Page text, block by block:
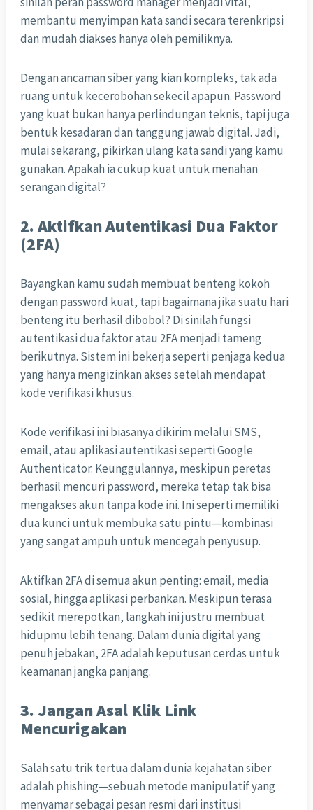
membantu menyimpan kata sandi secara terenkripsi
dan mudah diakses hanya oleh pemiliknya.
Dengan ancaman siber yang kian kompleks, tak ada
ruang untuk kecerobohan sekecil apapun. Password
yang kuat bukan hanya perlindungan teknis, tapi juga
bentuk kesadaran dan tanggung jawab digital. Jadi,
mulai sekarang, pikirkan ulang kata sandi yang kamu
gunakan. Apakah ia cukup kuat untuk menahan
serangan digital?
2. Aktifkan Autentikasi Dua Faktor
(2FA)
Bayangkan kamu sudah membuat benteng kokoh
dengan password kuat, tapi bagaimana jika suatu hari
benteng itu berhasil dibobol? Di sinilah fungsi
autentikasi dua faktor atau 2FA menjadi tameng
berikutnya. Sistem ini bekerja seperti penjaga kedua
yang hanya mengizinkan akses setelah mendapat
kode verifikasi khusus.
Kode verifikasi ini biasanya dikirim melalui SMS,
email, atau aplikasi autentikasi seperti Google
Authenticator. Keunggulannya, meskipun peretas
berhasil mencuri password, mereka tetap tak bisa
mengakses akun tanpa kode ini. Ini seperti memiliki
dua kunci untuk membuka satu pintu—kombinasi
yang sangat ampuh untuk mencegah penyusup.
Aktifkan 2FA di semua akun penting: email, media
sosial, hingga aplikasi perbankan. Meskipun terasa
sedikit merepotkan, langkah ini justru membuat
hidupmu lebih tenang. Dalam dunia digital yang
penuh jebakan, 2FA adalah keputusan cerdas untuk
keamanan jangka panjang.
3. Jangan Asal Klik Link
Mencurigakan
Salah satu trik tertua dalam dunia kejahatan siber
adalah phishing—sebuah metode manipulatif yang
menyamar sebagai pesan resmi dari institusi